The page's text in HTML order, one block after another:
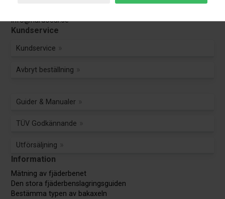
info@nardocar.se
Kundservice
Kundservice
Avbryt beställning
Guider & Manualer
TÜV Godkännande
Utförsäljning
Information
Mätning av fjäderbenet
Den stora fjäderbenslagringsguiden
Bestämma typen av bakaxeln